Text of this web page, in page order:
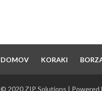
DOMOV KORAKI
© 2020 ZIP Solutions | Powered